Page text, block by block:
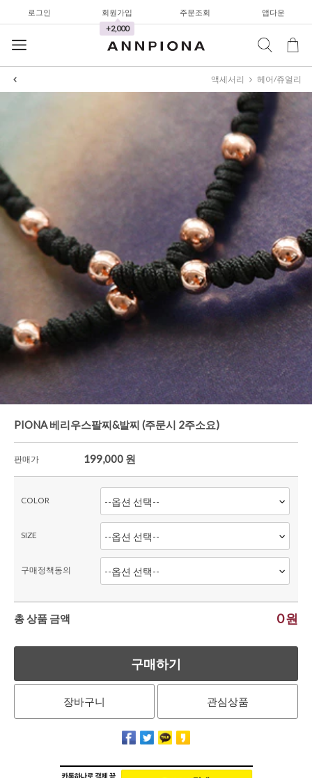
로그인
회원가입
+2,000
주문조회 앱다운
와이드팬츠
한정세일
셔츠&블라우스
가디건/니트
와이드팬츠
셔츠&블라우스
가디건/니트
와이드팬츠
한정세일
액세서리 헤어/쥬얼리
PIONA 베리우스팔찌&발찌 (주문시 2주소요)
판매가 199,000 원
COLOR
SIZE
구매정책동의
총 상품 금액 0원
구매하기
장바구니 관심상품